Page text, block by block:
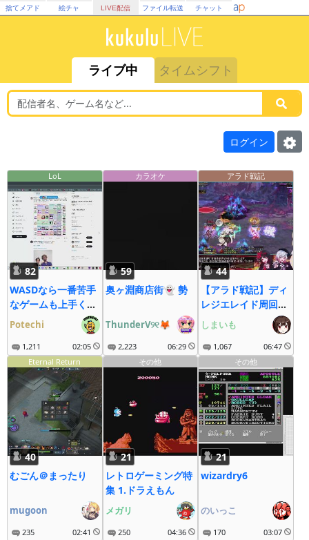
捨てメアド 絵チャ LIVE配信 ファイル転送 チャット
ライブ中 タイムシフト
ログイン
LoL
82
WASDなら一番苦手
なゲームも上手くな
る説
Potechi
1,211 02:05
カラオケ
59
奥ヶ淵商店街👻 勢
ThunderV୨୧🦊
2,223 06:29
アラド戦記
44
【アラド戦記】ディ
レジエレイド周回
（しまいもディレ
H）
しまいも
1,067
06:47
Eternal Return
40
むごん＠まったり
mugoon
235 02:41
その他
21
レトロゲーミング特
集 1.ドラえもん
メガリ
250 04:36
その他
21
wizardry6
のいっこ
170
03:07